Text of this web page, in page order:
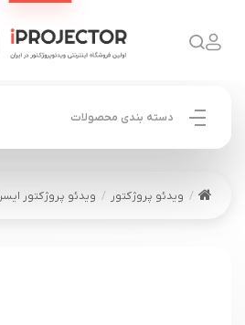
دسته بندی محصولات
ویدئو پروژکتور ویدئو پروژکتور ایسر